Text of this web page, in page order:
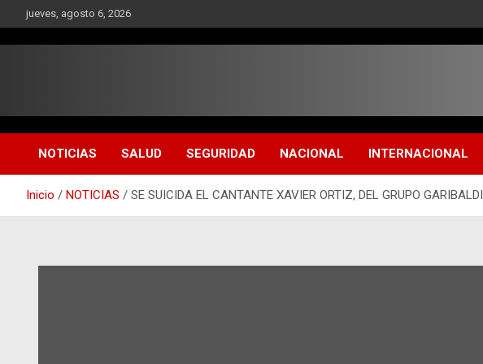
Saltar
al
contenido
jueves, agosto 6, 2026
NOTICIAS SALUD SEGURIDAD NACIONAL INTERNACIONAL
Inicio NOTICIAS SE SUICIDA EL CANTANTE XAVIER ORTIZ, DEL GRUPO GARIBALDI